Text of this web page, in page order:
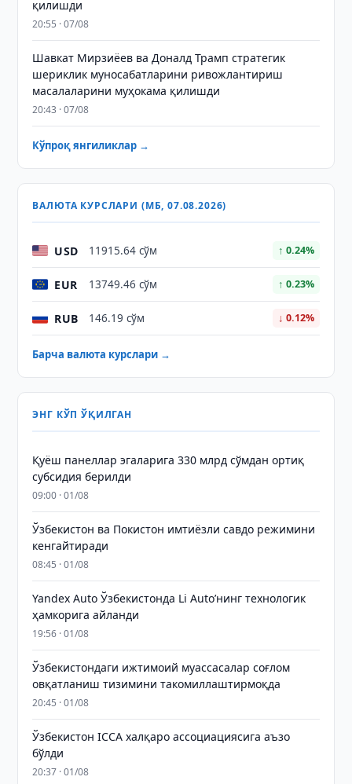
қилишди
20:55 · 07/08
Шавкат Мирзиёев ва Доналд Трамп стратегик
шериклик муносабатларини ривожлантириш
масалаларини муҳокама қилишди
20:43 · 07/08
Кўпроқ янгиликлар →
ВАЛЮТА КУРСЛАРИ (МБ, 07.08.2026)
USD 11915.64 сўм ↑ 0.24%
EUR 13749.46 сўм ↑ 0.23%
RUB 146.19 сўм ↓ 0.12%
Барча валюта курслари →
ЭНГ КЎП ЎҚИЛГАН
Қуёш панеллар эгаларига 330 млрд сўмдан ортиқ
субсидия берилди
09:00 · 01/08
Ўзбекистон ва Покистон имтиёзли савдо режимини
кенгайтиради
08:45 · 01/08
Yandex Auto Ўзбекистонда Li Auto’нинг технологик
ҳамкорига айланди
19:56 · 01/08
Ўзбекистондаги ижтимоий муассасалар соғлом
овқатланиш тизимини такомиллаштирмоқда
20:45 · 01/08
Ўзбекистон ICCA халқаро ассоциациясига аъзо
бўлди
20:37 · 01/08